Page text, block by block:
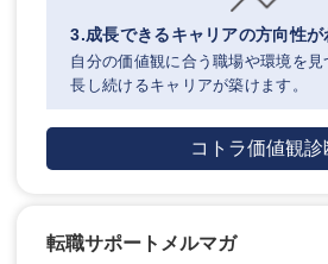
3.成長できるキャリアの方向性が
自分の価値観に合う職場や環境を
長し続けるキャリアが築けます。
コトラ価値観診
転職サポートメルマガ